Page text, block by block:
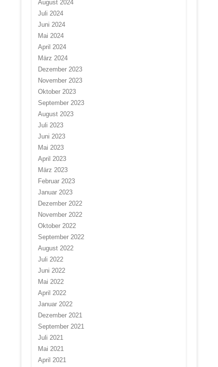
August 2024
Juli 2024
Juni 2024
Mai 2024
April 2024
März 2024
Dezember 2023
November 2023
Oktober 2023
September 2023
August 2023
Juli 2023
Juni 2023
Mai 2023
April 2023
März 2023
Februar 2023
Januar 2023
Dezember 2022
November 2022
Oktober 2022
September 2022
August 2022
Juli 2022
Juni 2022
Mai 2022
April 2022
Januar 2022
Dezember 2021
September 2021
Juli 2021
Mai 2021
April 2021